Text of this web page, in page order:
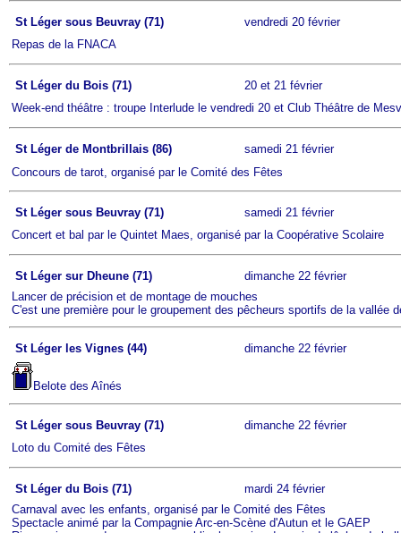
St Léger sous Beuvray (71)
vendredi 20 février
Repas de la FNACA
St Léger du Bois (71)
20 et 21 février
Week-end théâtre : troupe Interlude le vendredi 20 et Club Théâtre de
St Léger de Montbrillais (86)
samedi 21 février
Concours de tarot, organisé par le Comité des Fêtes
St Léger sous Beuvray (71)
samedi 21 février
Concert et bal par le Quintet Maes, organisé par la Coopérative Scolaire
St Léger sur Dheune (71)
dimanche 22 février
Lancer de précision et de montage de mouches
C'est une première pour le groupement des pêcheurs sportifs de la vallée
St Léger les Vignes (44) dimanche 22 février
Belote des Aînés
St Léger sous Beuvray (71)
dimanche 22 février
Loto du Comité des Fêtes
St Léger du Bois (71)
mardi 24 février
Carnaval avec les enfants, organisé par le Comité des Fêtes
Spectacle animé par la Compagnie Arc-en-Scène d'Autun et le GAEP